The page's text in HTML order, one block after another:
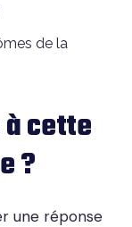
de la
cette
?
une réponse